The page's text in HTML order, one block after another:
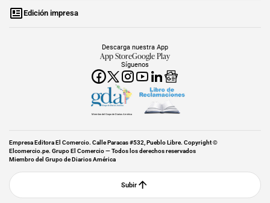
Edición impresa
Síguenos
Descarga nuestra App
App StoreGoogle Play
Miembro del Grupo de Diarios América
Empresa Editora El Comercio. Calle Paracas #532, Pueblo Libre. Copyright ©
Elcomercio.pe. Grupo El Comercio — Todos los derechos reservados
Miembro del Grupo de Diarios América
Subir